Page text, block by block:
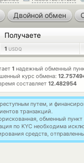
Двойной обмен
Получаете
1 USDQ
1 надежный обменный
курс обмена:
составляет 12.482954
путем, и
транзакций.
обменный
по KYC необходима
средств,